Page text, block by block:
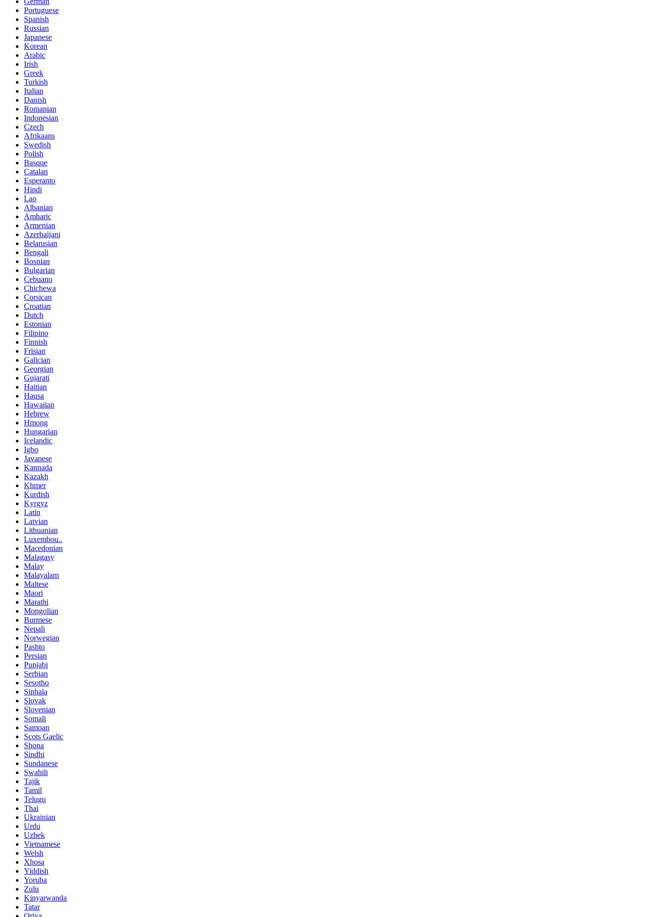
Portuguese
Spanish
Russian
Japanese
Korean
Arabic
Irish
Greek
Turkish
Italian
Danish
Romanian
Indonesian
Czech
Afrikaans
Swedish
Polish
Basque
Catalan
Esperanto
Hindi
Lao
Albanian
Amharic
Armenian
Azerbaijani
Belarusian
Bengali
Bosnian
Bulgarian
Cebuano
Chichewa
Corsican
Croatian
Dutch
Estonian
Filipino
Finnish
Frisian
Galician
Georgian
Gujarati
Haitian
Hausa
Hawaiian
Hebrew
Hmong
Hungarian
Icelandic
Igbo
Javanese
Kannada
Kazakh
Khmer
Kurdish
Kyrgyz
Latin
Latvian
Lithuanian
Luxembou..
Macedonian
Malagasy
Malay
Malayalam
Maltese
Maori
Marathi
Mongolian
Burmese
Nepali
Norwegian
Pashto
Persian
Punjabi
Serbian
Sesotho
Sinhala
Slovak
Slovenian
Somali
Samoan
Scots Gaelic
Shona
Sindhi
Sundanese
Swahili
Tajik
Tamil
Telugu
Thai
Ukrainian
Urdu
Uzbek
Vietnamese
Welsh
Xhosa
Yiddish
Yoruba
Zulu
Kinyarwanda
Tatar